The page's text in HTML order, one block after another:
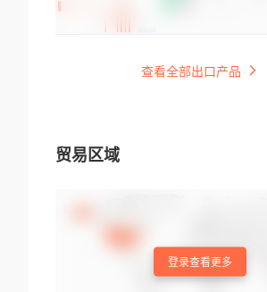
查看全部出口产品
贸易区域
登录查看更多